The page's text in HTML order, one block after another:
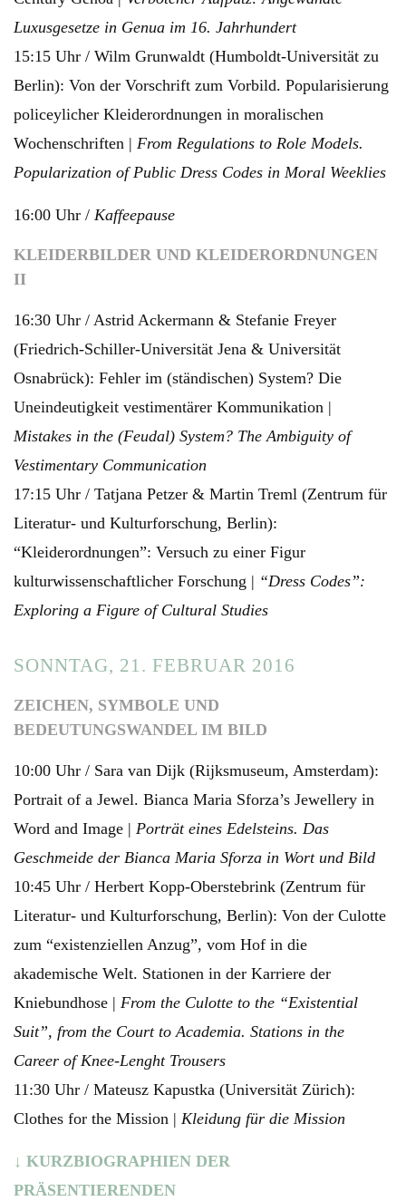
Luxusgesetze in Genua im 16. Jahrhundert
15:15 Uhr / Wilm Grunwaldt (Humboldt-Universität zu
Berlin): Von der Vorschrift zum Vorbild. Popularisierung
policeylicher Kleiderordnungen in moralischen
Wochenschriften | From Regulations to Role Models.
Popularization of Public Dress Codes in Moral Weeklies
16:00 Uhr / Kaffeepause
KLEIDERBILDER UND KLEIDERORDNUNGEN
II
16:30 Uhr / Astrid Ackermann & Stefanie Freyer
(Friedrich-Schiller-Universität Jena & Universität
Osnabrück): Fehler im (ständischen) System? Die
Uneindeutigkeit vestimentärer Kommunikation |
Mistakes in the (Feudal) System? The Ambiguity of
Vestimentary Communication
17:15 Uhr / Tatjana Petzer & Martin Treml (Zentrum für
Literatur- und Kulturforschung, Berlin):
“Kleiderordnungen”: Versuch zu einer Figur
kulturwissenschaftlicher Forschung | “Dress Codes”:
Exploring a Figure of Cultural Studies
SONNTAG, 21. FEBRUAR 2016
ZEICHEN, SYMBOLE UND
BEDEUTUNGSWANDEL IM BILD
10:00 Uhr / Sara van Dijk (Rijksmuseum, Amsterdam):
Portrait of a Jewel. Bianca Maria Sforza’s Jewellery in
Word and Image | Porträt eines Edelsteins. Das
Geschmeide der Bianca Maria Sforza in Wort und Bild
10:45 Uhr / Herbert Kopp-Oberstebrink (Zentrum für
Literatur- und Kulturforschung, Berlin): Von der Culotte
zum “existenziellen Anzug”, vom Hof in die
akademische Welt. Stationen in der Karriere der
Kniebundhose | From the Culotte to the “Existential
Suit”, from the Court to Academia. Stations in the
Career of Knee-Lenght Trousers
11:30 Uhr / Mateusz Kapustka (Universität Zürich):
Clothes for the Mission | Kleidung für die Mission
↓ KURZBIOGRAPHIEN DER
PRÄSENTIERENDEN